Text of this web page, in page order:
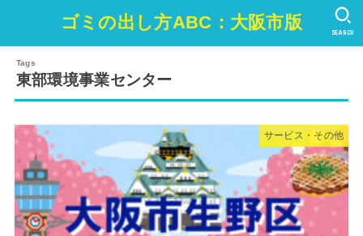
ゴミの出し方ABC：大阪市版 SEARCH
東部環境事業センター
サービス・その他